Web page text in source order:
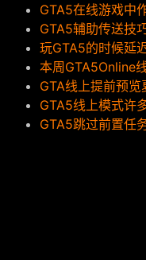
GTA5在线游戏中
GTA5辅助传送技
玩GTA5的时候延
本周GTA5Online
GTA线上提前预
GTA5线上模式许
GTA5跳过前置任